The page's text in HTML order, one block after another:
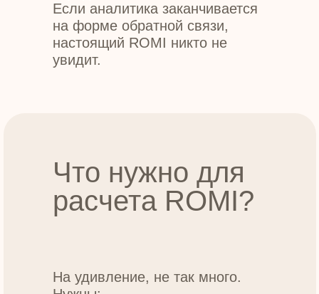
Если аналитика заканчивается
на форме обратной связи,
настоящий ROMI никто не
увидит.
Что нужно для
расчета ROMI?
На удивление, не так много.